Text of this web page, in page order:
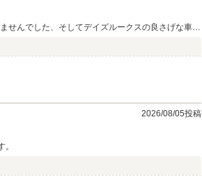
せんでした、そしてデイズルークスの良さげな車を
動し即決で購入の運びとなりました。 ディーラー
買い物をしました。 整備の方や、スタッフさん あ
2026/08/05投稿